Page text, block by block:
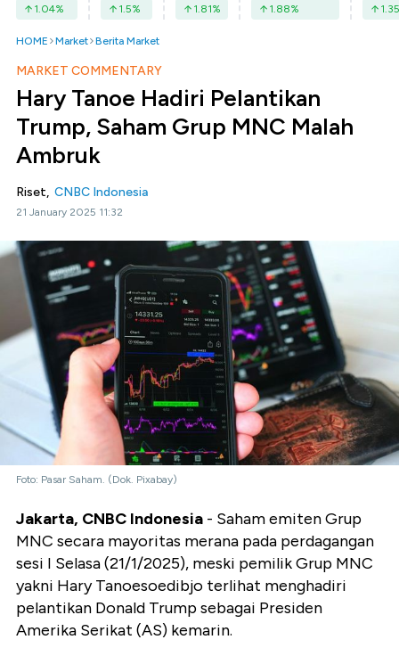
1.04% 1.5% 1.81% 1.88% 1.35
HOME Market Berita Market
MARKET COMMENTARY
Hary Tanoe Hadiri Pelantikan
Trump, Saham Grup MNC Malah
Ambruk
Riset, CNBC Indonesia
21 January 2025 11:32
Foto: Pasar Saham. (Dok. Pixabay)
Jakarta, CNBC Indonesia - Saham emiten Grup
MNC secara mayoritas merana pada perdagangan
sesi I Selasa (21/1/2025), meski pemilik Grup MNC
yakni Hary Tanoesoedibjo terlihat menghadiri
pelantikan Donald Trump sebagai Presiden
Amerika Serikat (AS) kemarin.